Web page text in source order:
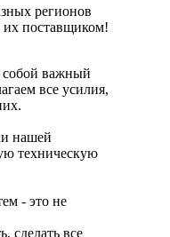
регионов
их поставщиком!
собой важный
все усилия,
нашей
техническую
- это не
сделать все